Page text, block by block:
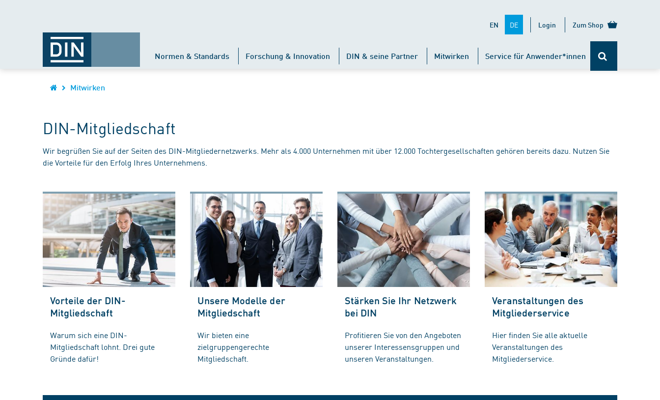
EN DE Login Zum Shop
Normen & Standards Forschung & Innovation DIN & seine Partner Mitwirken Service für Anwender*innen
Mitwirken
DIN-Mitgliedschaft
Wir begrüßen Sie auf der Seiten des DIN-Mitgliedernetzwerks. Mehr als 4.000 Unternehmen mit über 12.000 Tochtergesellschaften gehören bereits dazu. Nutzen Sie
die Vorteile für den Erfolg Ihres Unternehmens.
Vorteile der DIN-
Mitgliedschaft
Warum sich eine DIN-
Mitgliedschaft lohnt. Drei gute
Gründe dafür!
Unsere Modelle der
Mitgliedschaft
Wir bieten eine
zielgruppengerechte
Mitgliedschaft.
Stärken Sie Ihr Netzwerk
bei DIN
Profitieren Sie von den Angeboten
unserer Interessensgruppen und
unseren Veranstaltungen.
Veranstaltungen des
Mitgliederservice
Hier finden Sie alle aktuelle
Veranstaltungen des
Mitgliederservice.